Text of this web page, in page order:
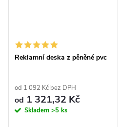
Reklamní deska z pěněné pvc
od 1 092 Kč bez DPH
od 1 321,32 Kč
Skladem >5 ks